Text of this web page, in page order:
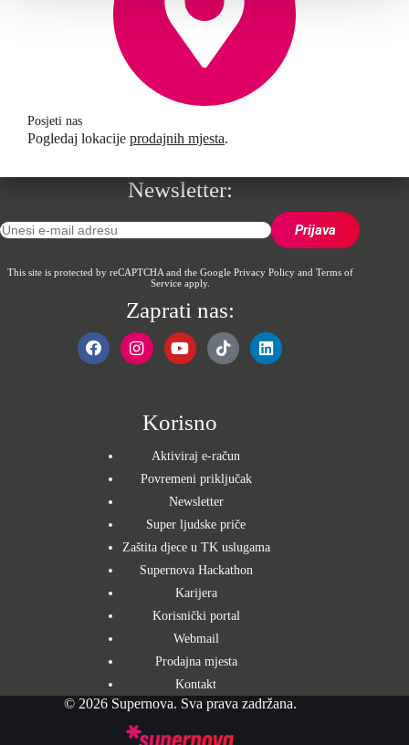
Posjeti nas
Pogledaj lokacije prodajnih mjesta.
Korisno
Aktiviraj e-račun
Povremeni priključak
Newsletter
Super ljudske priče
Zaštita djece u TK uslugama
Supernova Hackathon
Karijera
Korisnički portal
Webmail
Prodajna mjesta
Kontakt
Newsletter:
This site is protected by reCAPTCHA and the Google Privacy Policyand Terms of
Serviceapply.
Zaprati nas:
© 2026 Supernova. Sva prava zadržana.